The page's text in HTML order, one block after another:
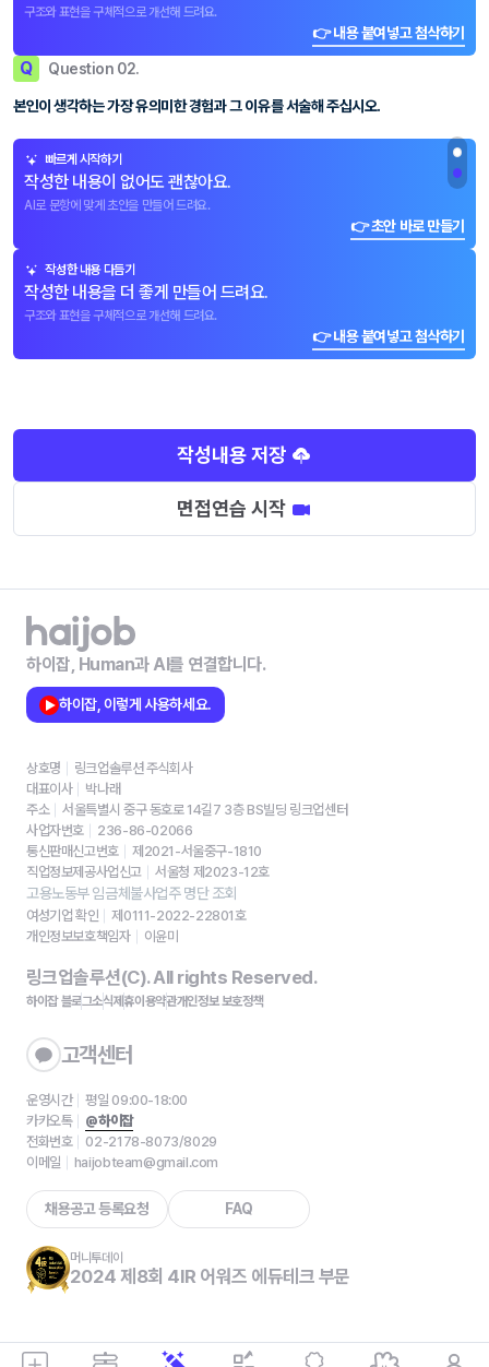
구조와 표현을 구체적으로 개선해 드려요.
👉 내용 붙여넣고 첨삭하기
Q Question 02.
본인이 생각하는 가장 유의미한 경험과 그 이유를 서술해 주십시오.
빠르게 시작하기
작성한 내용이 없어도 괜찮아요.
AI로 문항에 맞게 초안을 만들어 드려요.
👉 초안 바로 만들기
작성한 내용 다듬기
작성한 내용을 더 좋게 만들어 드려요.
구조와 표현을 구체적으로 개선해 드려요.
👉 내용 붙여넣고 첨삭하기
작성내용 저장
면접연습 시작
하이잡, Human과 AI를 연결합니다.
하이잡, 이렇게 사용하세요.
상호명
링크업솔루션 주식회사
대표이사
박나래
주소
서울특별시 중구 동호로 14길7 3층 BS빌딩 링크업센터
사업자번호
236-86-02066
통신판매신고번호
제2021-서울중구-1810
직업정보제공사업신고
서울청 제2023-12호
고용노동부 임금체불사업주 명단 조회
여성기업 확인
제0111-2022-22801호
개인정보보호책임자
이윤미
링크업솔루션(C). All rights Reserved.
하이잡 블로그소식제휴이용약관개인정보 보호정책
고객센터
운영시간
평일 09:00-18:00
카카오톡
@하이잡
전화번호
02-2178-8073/8029
이메일
haijobteam@gmail.com
채용공고 등록요청 FAQ
머니투데이
2024 제8회 4IR 어워즈 에듀테크 부문